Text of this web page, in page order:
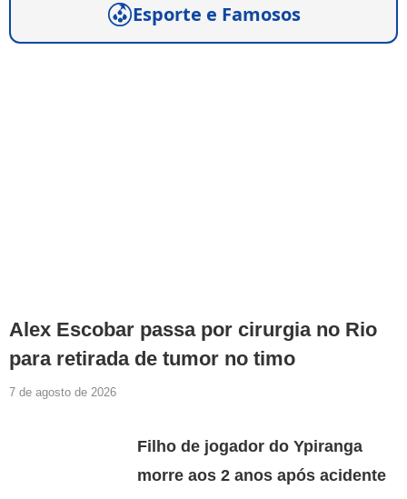
Esporte e Famosos
Alex Escobar passa por cirurgia no Rio
para retirada de tumor no timo
7 de agosto de 2026
Filho de jogador do Ypiranga
morre aos 2 anos após acidente